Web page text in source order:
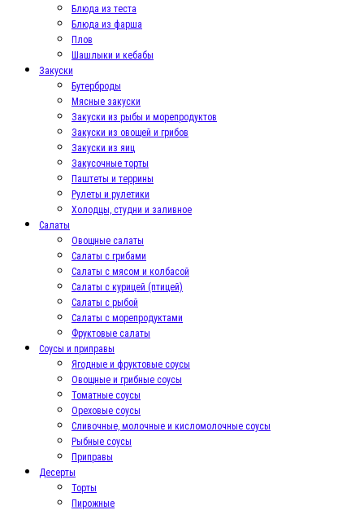
Блюда из теста
Блюда из фарша
Плов
Шашлыки и кебабы
Закуски
Бутерброды
Мясные закуски
Закуски из рыбы и морепродуктов
Закуски из овощей и грибов
Закуски из яиц
Закусочные торты
Паштеты и террины
Рулеты и рулетики
Холодцы, студни и заливное
Салаты
Овощные салаты
Салаты с грибами
Салаты с мясом и колбасой
Салаты с курицей (птицей)
Салаты с рыбой
Салаты с морепродуктами
Фруктовые салаты
Соусы и приправы
Ягодные и фруктовые соусы
Овощные и грибные соусы
Томатные соусы
Ореховые соусы
Сливочные, молочные и кисломолочные соусы
Рыбные соусы
Приправы
Десерты
Торты
Пирожные